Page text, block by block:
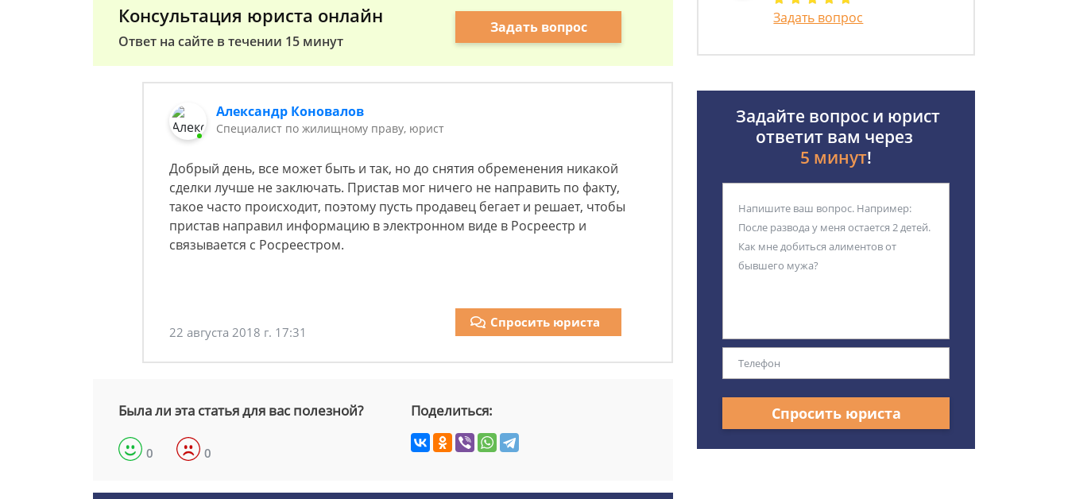
Консультация юриста онлайн
Ответ на сайте в течении 15 минут
Задать вопрос
Александр Коновалов
Специалист по жилищному праву, юрист
Добрый день, все может быть и так, но до снятия обременения никакой
сделки лучше не заключать. Пристав мог ничего не направить по факту,
такое часто происходит, поэтому пусть продавец бегает и решает, чтобы
пристав направил информацию в электронном виде в Росреестр и
связывается с Росреестром.
22 августа 2018 г. 17:31
Спросить юриста
Была ли эта статья для вас полезной?
0 0
Поделиться:
Задать вопрос
Задайте вопрос и юрист
ответит вам через
5 минут!
Спросить юриста